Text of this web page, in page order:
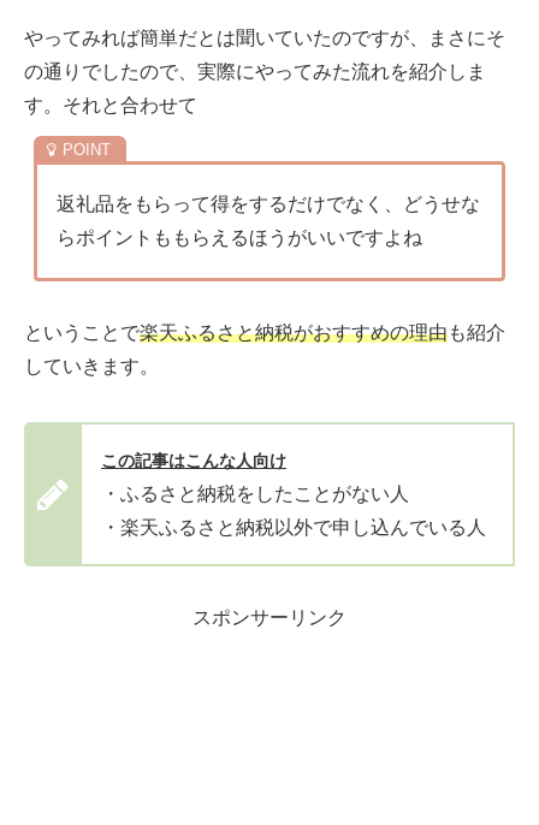
やってみれば簡単だとは聞いていたのですが、まさにそ
の通りでしたので、実際にやってみた流れを紹介しま
す。それと合わせて
返礼品をもらって得をするだけでなく、どうせな
らポイントももらえるほうがいいですよね
ということで楽天ふるさと納税がおすすめの理由も紹介
していきます。
この記事はこんな人向け
・ふるさと納税をしたことがない人
・楽天ふるさと納税以外で申し込んでいる人
スポンサーリンク